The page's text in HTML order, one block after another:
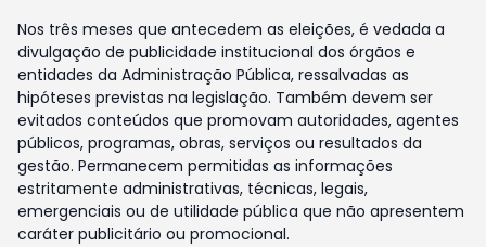
Nos três meses que antecedem as eleições, é vedada a
divulgação de publicidade institucional dos órgãos e
entidades da Administração Pública, ressalvadas as
hipóteses previstas na legislação. Também devem ser
evitados conteúdos que promovam autoridades, agentes
públicos, programas, obras, serviços ou resultados da
gestão. Permanecem permitidas as informações
estritamente administrativas, técnicas, legais,
emergenciais ou de utilidade pública que não apresentem
caráter publicitário ou promocional.